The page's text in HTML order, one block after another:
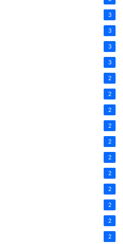
3
3
3
3
2
2
2
2
2
2
2
2
2
2
2